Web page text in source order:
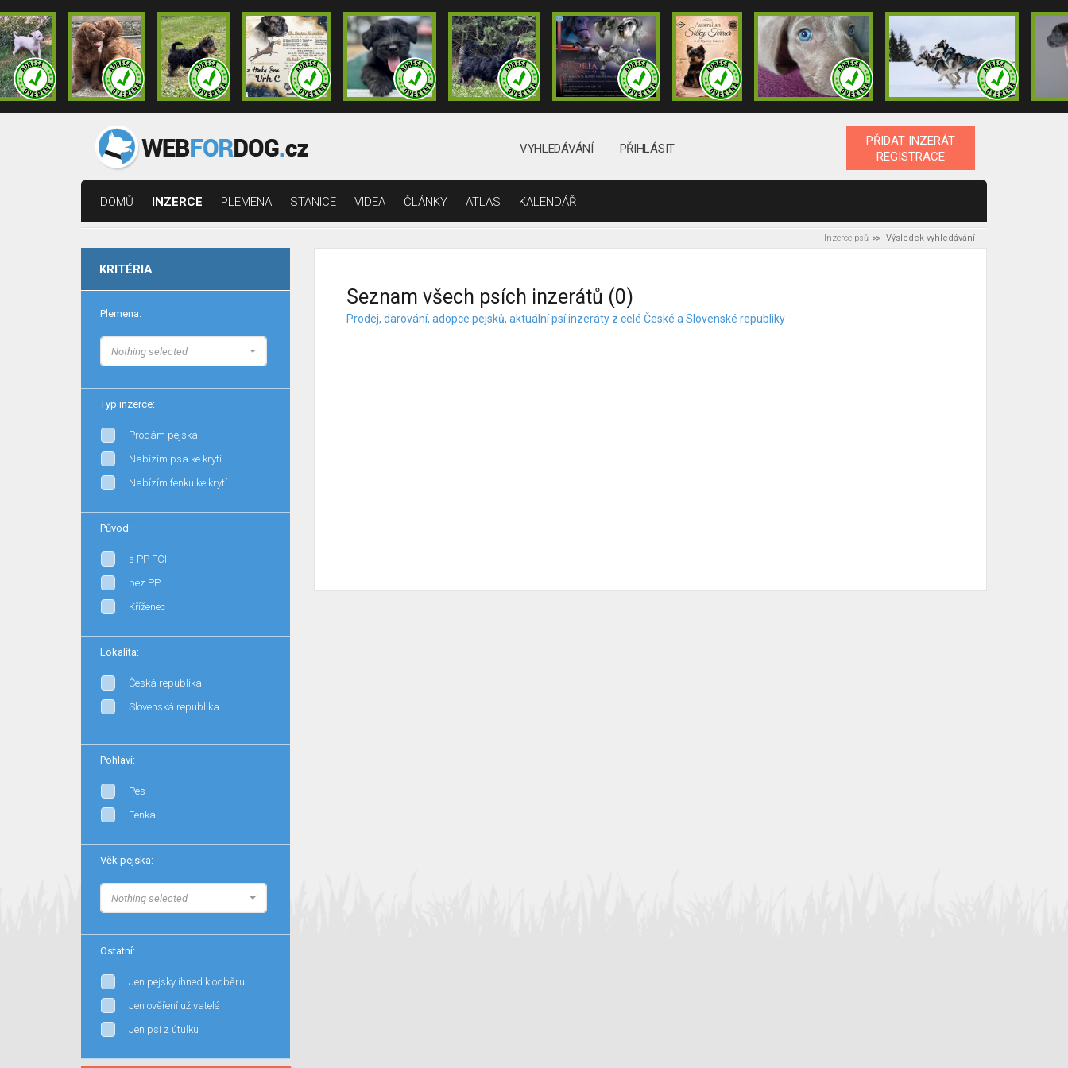
VYHLEDÁVÁNÍ PŘIHLÁSIT
PŘIDAT INZERÁT
REGISTRACE
DOMŮ INZERCE PLEMENA STANICE VIDEA ČLÁNKY ATLAS KALENDÁŘ
Inzerce psů Výsledek vyhledávání
KRITÉRIA
Plemena:
Nothing selected
Typ inzerce:
Prodám pejska
Nabízím psa ke krytí
Nabízím fenku ke krytí
Původ:
s PP FCI
bez PP
Kříženec
Lokalita:
Česká republika
Slovenská republika
Pohlaví:
Pes
Fenka
Věk pejska:
Nothing selected
Ostatní:
Jen pejsky ihned k odběru
Jen ověření uživatelé
Jen psi z útulku
Seznam všech psích inzerátů (0)
Prodej, darování, adopce pejsků, aktuální psí inzeráty z celé České a Slovenské republiky